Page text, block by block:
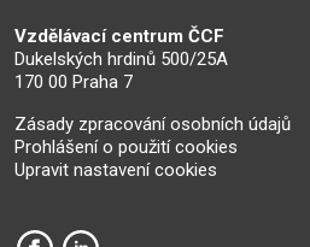
Vzdělávací centrum ČCF
Dukelských hrdinů 500/25A
170 00 Praha 7
Zásady zpracování osobních údajů
Prohlášení o použití cookies
Upravit nastavení cookies